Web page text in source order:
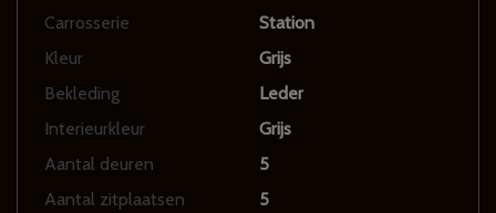
Carrosserie
Station
Kleur
Grijs
Bekleding
Leder
Interieurkleur
Grijs
Aantal deuren
5
Aantal zitplaatsen
5